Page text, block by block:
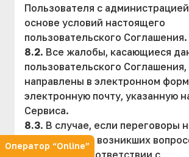
Пользователя с
основе условий настоящего
пользовательского Соглашения.
8.2. Все жалобы, касающиеся
пользовательского
направлены в электронном
электронную почту, указанную
Сервиса.
8.3. В случае, если переговоры
к разрешению возникших
решаются в соответствии с
Оператор “Online”